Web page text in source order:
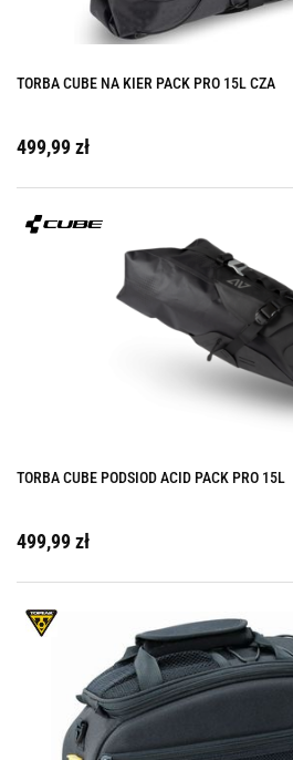
TORBA CUBE NA KIER PACK PRO 15L CZA
499,99 zł
TORBA CUBE PODSIOD ACID PACK PRO 15L
499,99 zł